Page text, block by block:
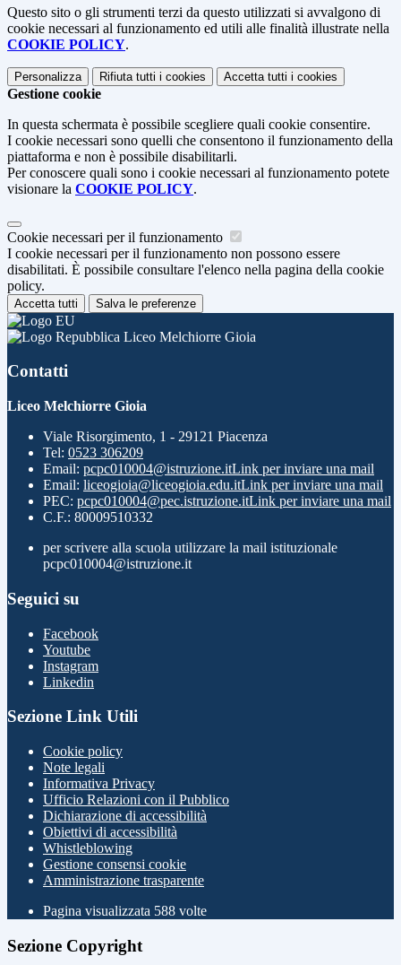
Questo sito o gli strumenti terzi da questo utilizzati si avvalgono di
cookie necessari al funzionamento ed utili alle finalità illustrate nella
COOKIE POLICY.
Personalizza Rifiuta tutti i cookies Accetta tutti i cookies
Gestione cookie
In questa schermata è possibile scegliere quali cookie consentire.
I cookie necessari sono quelli che consentono il funzionamento della
piattaforma e non è possibile disabilitarli.
Per conoscere quali sono i cookie necessari al funzionamento potete
visionare la COOKIE POLICY.
Cookie necessari per il funzionamento
I cookie necessari per il funzionamento non possono essere
disabilitati. È possibile consultare l'elenco nella pagina della cookie
policy.
Accetta tutti Salva le preferenze
Liceo Melchiorre Gioia
Contatti
Liceo Melchiorre Gioia
Viale Risorgimento, 1 - 29121 Piacenza
Tel: 0523 306209
Email: pcpc010004@istruzione.itLink per inviare una mail
Email: liceogioia@liceogioia.edu.itLink per inviare una mail
PEC: pcpc010004@pec.istruzione.itLink per inviare una mail
C.F.: 80009510332
per scrivere alla scuola utilizzare la mail istituzionale
pcpc010004@istruzione.it
Seguici su
Facebook
Youtube
Instagram
Linkedin
Sezione Link Utili
Cookie policy
Note legali
Informativa Privacy
Ufficio Relazioni con il Pubblico
Dichiarazione di accessibilità
Obiettivi di accessibilità
Whistleblowing
Gestione consensi cookie
Amministrazione trasparente
Pagina visualizzata 588 volte
Sezione Copyright